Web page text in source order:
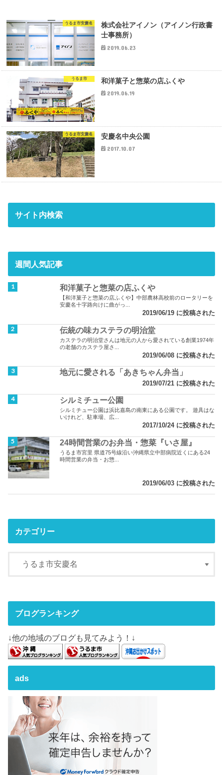
うるま市安慶名
株式会社アイノン（アイノン行政書
士事務所）
2019.06.23
うるま市 和洋菓子と惣菜の店ふくや
2019.06.19
うるま市安慶名 安慶名中央公園
2017.10.07
サイト内検索
週間人気記事
和洋菓子と惣菜の店ふくや
【和洋菓子と惣菜の店ふくや】中部農林高校前のロータリーを
安慶名十字路向けに曲がっ...
2019/06/19 に投稿された
伝統の味カステラの明治堂
カステラの明治堂さんは地元の人から愛されている創業1974年
の老舗のカステラ屋さ...
2019/06/08 に投稿された
地元に愛される「あきちゃん弁当」
2019/07/21 に投稿された
シルミチュー公園
シルミチュー公園は浜比嘉島の南東にある公園です。 遊具はな
いけれど、駐車場、広...
2017/10/24 に投稿された
24時間営業のお弁当・惣菜『いさ屋』
うるま市宮里 県道75号線沿い沖縄県立中部病院近くにある24
時間営業の弁当・お惣...
2019/06/03 に投稿された
カテゴリー
ブログランキング
↓他の地域のブログも見てみよう！↓
ads